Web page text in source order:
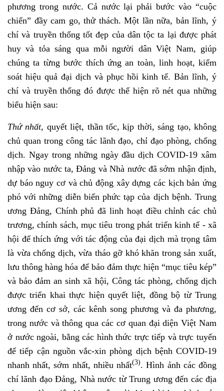
phương trong nước. Cả nước lại phải bước vào “cuộc
chiến” đầy cam go, thử thách. Một lần nữa, bản lĩnh, ý
chí và truyền thống tốt đẹp của dân tộc ta lại được phát
huy và tỏa sáng qua mỗi người dân Việt Nam, giúp
chúng ta từng bước thích ứng an toàn, linh hoạt, kiểm
soát hiệu quả đại dịch và phục hồi kinh tế. Bản lĩnh, ý
chí và truyền thống đó được thể hiện rõ nét qua những
biểu hiện sau:
Thứ nhất, quyết liệt, thần tốc, kịp thời, sáng tạo, không
chủ quan trong công tác lãnh đạo, chỉ đạo phòng, chống
dịch. Ngay trong những ngày đầu dịch COVID-19 xâm
nhập vào nước ta, Đảng và Nhà nước đã sớm nhận định,
dự báo nguy cơ và chủ động xây dựng các kịch bản ứng
phó với những diễn biến phức tạp của dịch bệnh. Trung
ương Đảng, Chính phủ đã linh hoạt điều chỉnh các chủ
trương, chính sách, mục tiêu trong phát triển kinh tế - xã
hội để thích ứng với tác động của đại dịch mà trọng tâm
là vừa chống dịch, vừa tháo gỡ khó khăn trong sản xuất,
lưu thông hàng hóa để bảo đảm thực hiện “mục tiêu kép”
và bảo đảm an sinh xã hội, Công tác phòng, chống dịch
được triển khai thực hiện quyết liệt, đồng bộ từ Trung
ương đến cơ sở, các kênh song phương và đa phương,
trong nước và thông qua các cơ quan đại diện Việt Nam
ở nước ngoài, bằng các hình thức trực tiếp và trực tuyến
để tiếp cận nguồn vắc-xin phòng dịch bệnh COVID-19
nhanh nhất, sớm nhất, nhiều nhất(3). Hình ảnh các đồng
chí lãnh đạo Đảng, Nhà nước từ Trung ương đến các địa